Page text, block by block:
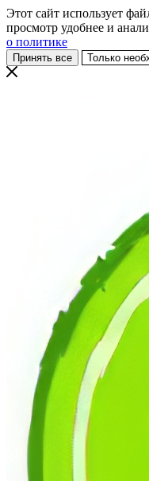
Этот сайт использует
просмотр удобнее и
о политике
Принять все Только